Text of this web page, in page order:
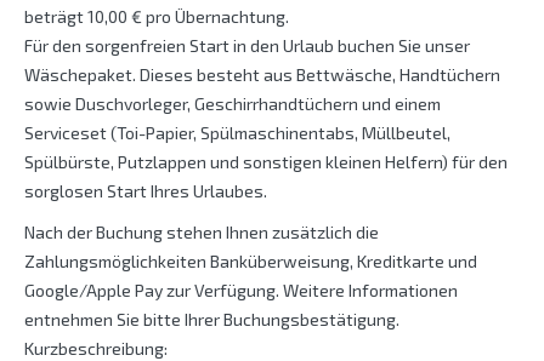
beträgt 10,00 € pro Übernachtung.
Für den sorgenfreien Start in den Urlaub buchen Sie unser
Wäschepaket. Dieses besteht aus Bettwäsche, Handtüchern
sowie Duschvorleger, Geschirrhandtüchern und einem
Serviceset (Toi-Papier, Spülmaschinentabs, Müllbeutel,
Spülbürste, Putzlappen und sonstigen kleinen Helfern) für den
sorglosen Start Ihres Urlaubes.
Nach der Buchung stehen Ihnen zusätzlich die
Zahlungsmöglichkeiten Banküberweisung, Kreditkarte und
Google/Apple Pay zur Verfügung. Weitere Informationen
entnehmen Sie bitte Ihrer Buchungsbestätigung.
Kurzbeschreibung: